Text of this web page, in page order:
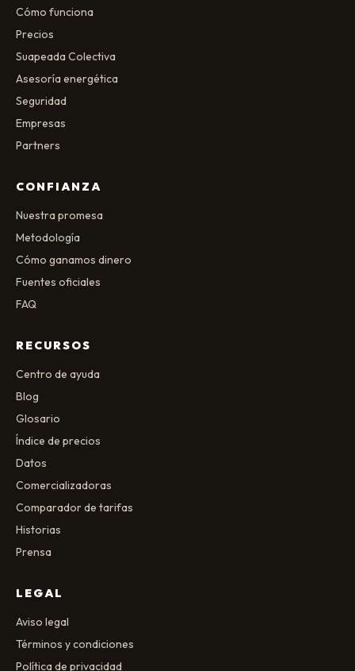
Cómo funciona
Precios
Suapeada Colectiva
Asesoría energética
Seguridad
Empresas
Partners
CONFIANZA
Nuestra promesa
Metodología
Cómo ganamos dinero
Fuentes oficiales
FAQ
RECURSOS
Centro de ayuda
Blog
Glosario
Índice de precios
Datos
Comercializadoras
Comparador de tarifas
Historias
Prensa
LEGAL
Aviso legal
Términos y condiciones
Política de privacidad